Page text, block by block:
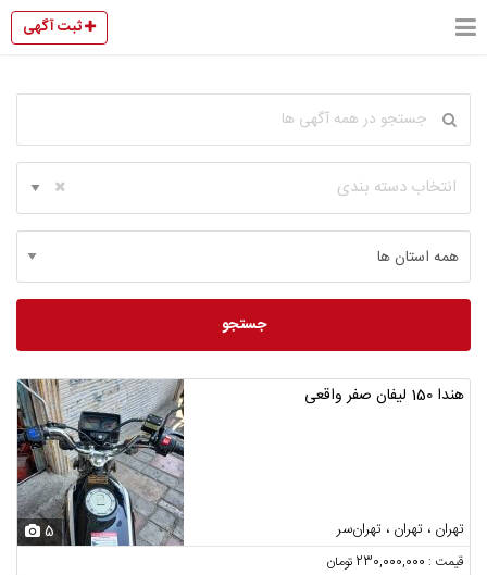
ثبت آگهی
انتخاب دسته بندی
جستجو
هندا 150 لیفان صفر واقعی
تهران ، تهران ، تهران‌سر 5
قیمت : 230,000,000 تومان